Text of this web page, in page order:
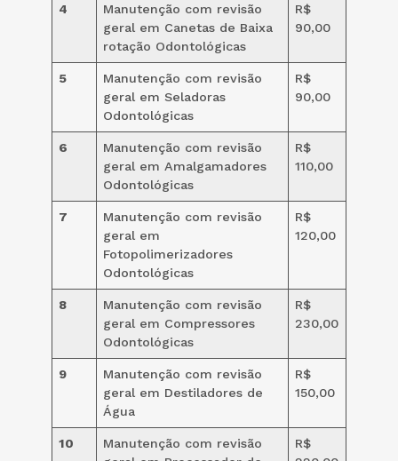
4
Manutenção com revisão
geral em Canetas de Baixa
rotação Odontológicas
R$
90,00
5
Manutenção com revisão
geral em Seladoras
Odontológicas
R$
90,00
6
Manutenção com revisão
geral em Amalgamadores
Odontológicas
R$
110,00
7
Manutenção com revisão
geral em
Fotopolimerizadores
Odontológicas
R$
120,00
8
Manutenção com revisão
geral em Compressores
Odontológicas
R$
230,00
9
Manutenção com revisão
geral em Destiladores de
Água
R$
150,00
10
Manutenção com revisão
R$